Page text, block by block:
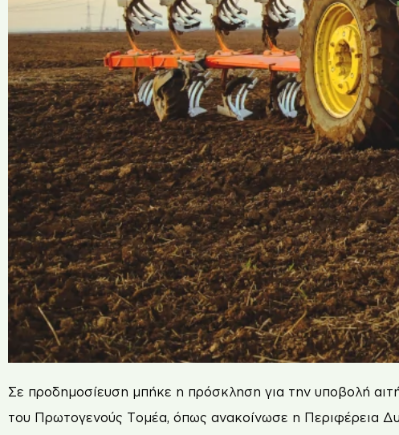
Σε προδημοσίευση μπήκε η πρόσκληση για την υποβολή
του Πρωτογενούς Τομέα, όπως ανακοίνωσε η Περιφέρεια